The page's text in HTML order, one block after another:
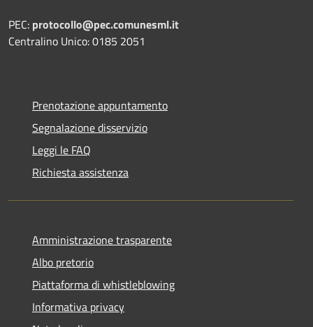
PEC: protocollo@pec.comunesml.it
Centralino Unico: 0185 2051
Prenotazione appuntamento
Segnalazione disservizio
Leggi le FAQ
Richiesta assistenza
Amministrazione trasparente
Albo pretorio
Piattaforma di whistleblowing
Informativa privacy